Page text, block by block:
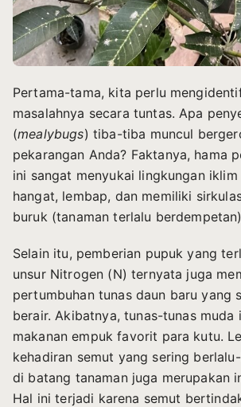
Pertama-tama, kita perlu
masalahnya secara tuntas. Apa
(mealybugs) tiba-tiba muncul
pekarangan Anda? Faktanya, hama
ini sangat menyukai lingkungan
hangat, lembap, dan memiliki
buruk (tanaman terlalu
Selain itu, pemberian pupuk yang
unsur Nitrogen (N) ternyata juga
pertumbuhan tunas daun baru yang
berair. Akibatnya, tunas-tunas muda
makanan empuk favorit para kutu.
kehadiran semut yang sering
di batang tanaman juga merupakan
Hal ini terjadi karena semut